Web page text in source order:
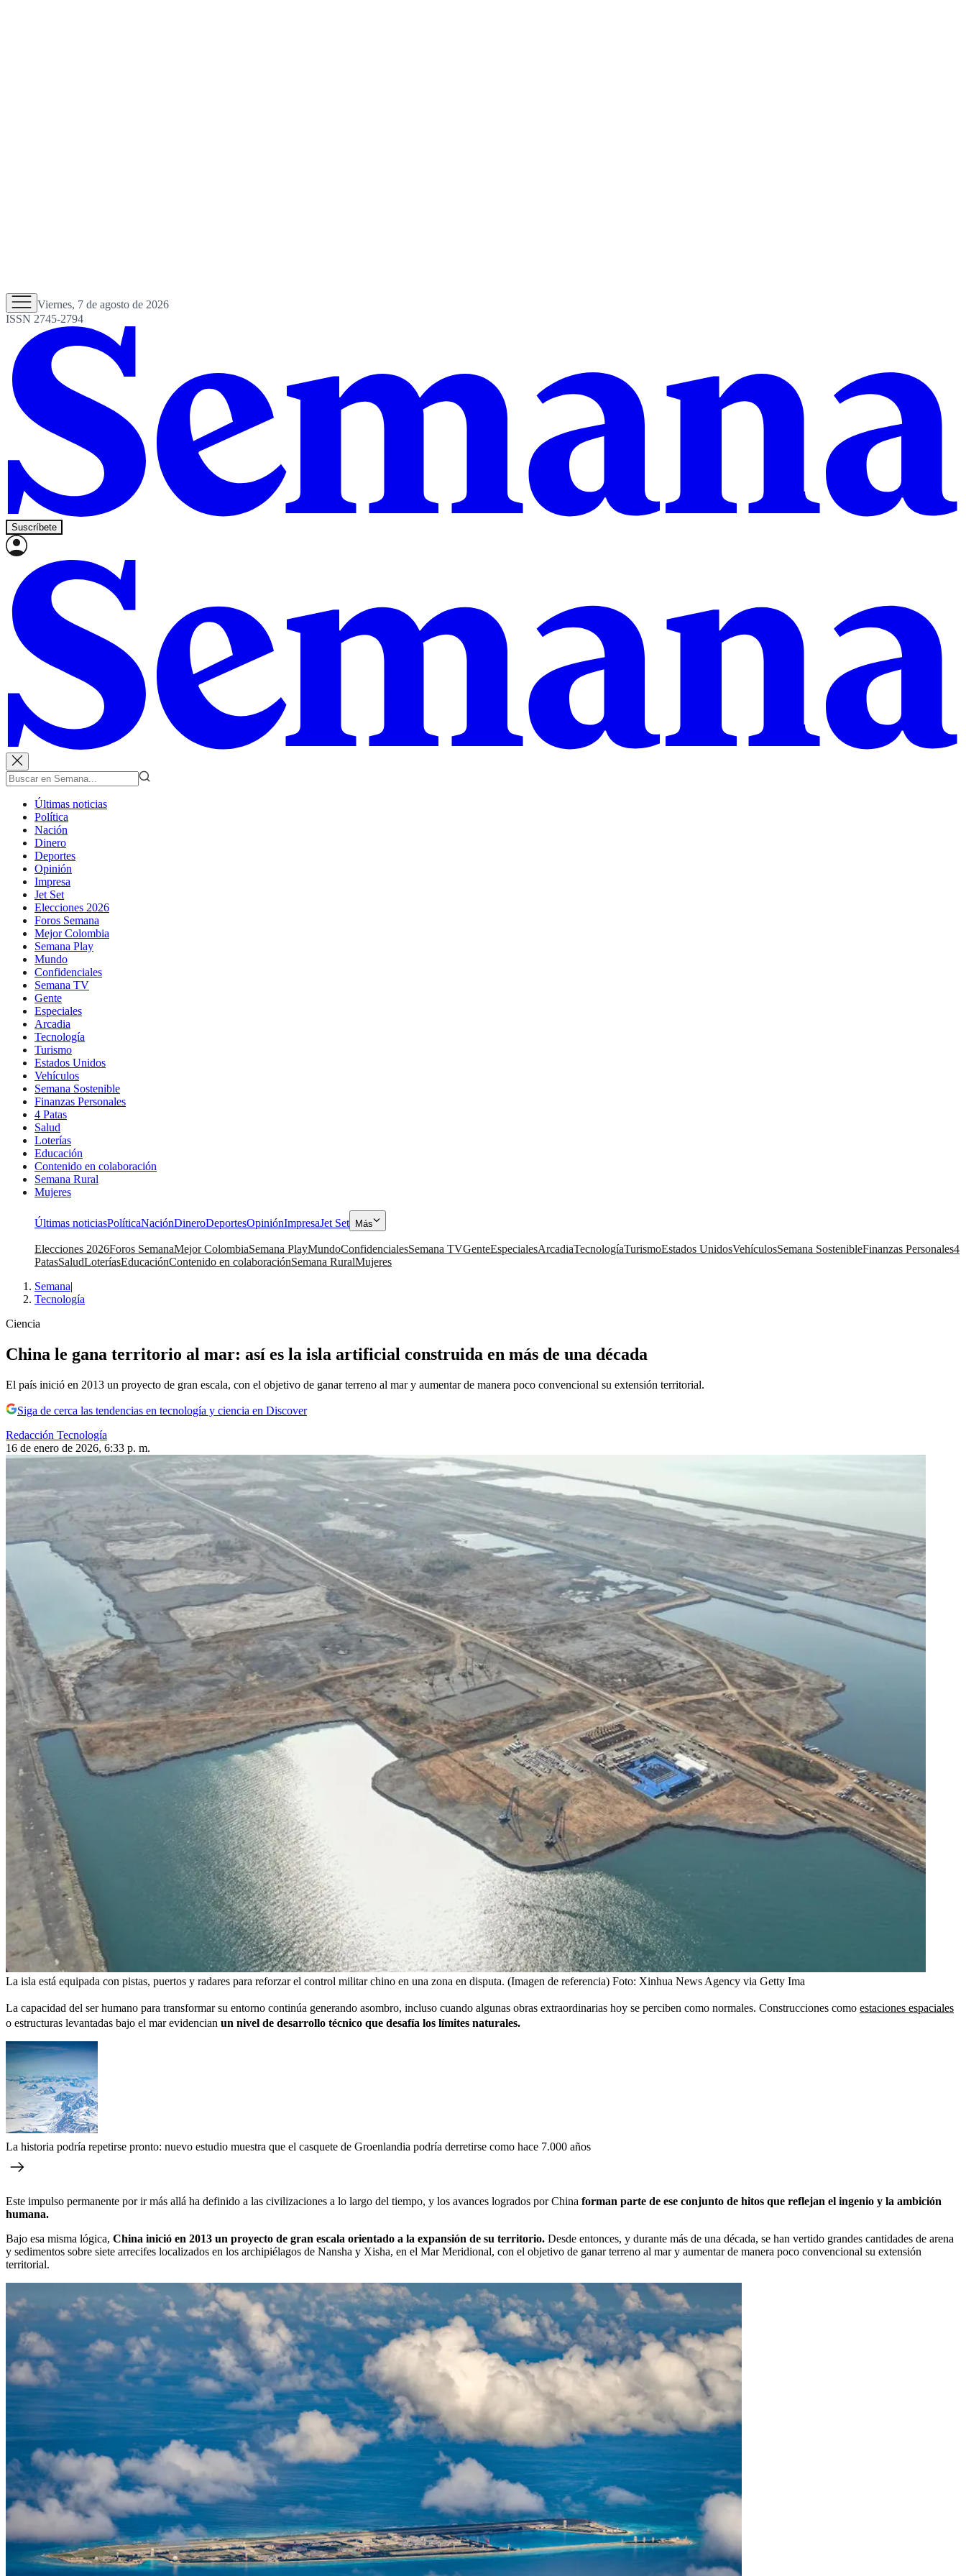
Viernes, 7 de agosto de 2026
ISSN 2745-2794
Suscríbete
Últimas noticias
Política
Nación
Dinero
Deportes
Opinión
Impresa
Jet Set
Elecciones 2026
Foros Semana
Mejor Colombia
Semana Play
Mundo
Confidenciales
Semana TV
Gente
Especiales
Arcadia
Tecnología
Turismo
Estados Unidos
Vehículos
Semana Sostenible
Finanzas Personales
4 Patas
Salud
Loterías
Educación
Contenido en colaboración
Semana Rural
Mujeres
Últimas noticiasPolíticaNaciónDineroDeportesOpiniónImpresaJet Set Más
Elecciones 2026Foros SemanaMejor ColombiaSemana PlayMundoConfidencialesSemana TVGenteEspecialesArcadiaTecnologíaTurismoEstados UnidosVehículosSemana SostenibleFinanzas Personales4
PatasSaludLoteríasEducaciónContenido en colaboraciónSemana RuralMujeres
Semana|
Tecnología
Ciencia
China le gana territorio al mar: así es la isla artificial construida en más de una década
El país inició en 2013 un proyecto de gran escala, con el objetivo de ganar terreno al mar y aumentar de manera poco convencional su extensión territorial.
Siga de cerca las tendencias en tecnología y ciencia en Discover
Redacción Tecnología
16 de enero de 2026, 6:33 p. m.
La isla está equipada con pistas, puertos y radares para reforzar el control militar chino en una zona en disputa. (Imagen de referencia) Foto: Xinhua News Agency via Getty Ima
La capacidad del ser humano para transformar su entorno continúa generando asombro, incluso cuando algunas obras extraordinarias hoy se perciben como normales. Construcciones como estaciones espaciales
o estructuras levantadas bajo el mar evidencian un nivel de desarrollo técnico que desafía los límites naturales.
La historia podría repetirse pronto: nuevo estudio muestra que el casquete de Groenlandia podría derretirse como hace 7.000 años
Este impulso permanente por ir más allá ha definido a las civilizaciones a lo largo del tiempo, y los avances logrados por China forman parte de ese conjunto de hitos que reflejan el ingenio y la ambición
humana.
Bajo esa misma lógica, China inició en 2013 un proyecto de gran escala orientado a la expansión de su territorio. Desde entonces, y durante más de una década, se han vertido grandes cantidades de arena
y sedimentos sobre siete arrecifes localizados en los archipiélagos de Nansha y Xisha, en el Mar Meridional, con el objetivo de ganar terreno al mar y aumentar de manera poco convencional su extensión
territorial.